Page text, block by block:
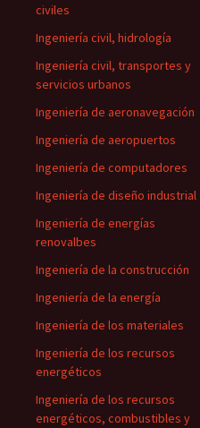
civiles
Ingeniería civil, hidrología
Ingeniería civil, transportes y
servicios urbanos
Ingeniería de aeronavegación
Ingeniería de aeropuertos
Ingeniería de computadores
Ingeniería de diseño industrial
Ingeniería de energías
renovalbes
Ingeniería de la construcción
Ingeniería de la energía
Ingeniería de los materiales
Ingeniería de los recursos
energéticos
Ingeniería de los recursos
energéticos, combustibles y